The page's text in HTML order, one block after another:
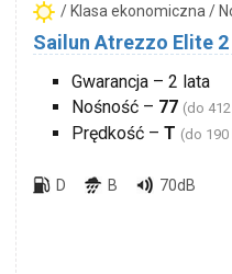
/ Klasa ekonomiczna /
Sailun Atrezzo Elite 2
Gwarancja – 2 lata
Nośność – 77 (do
Prędkość – T (do
D B 70dB